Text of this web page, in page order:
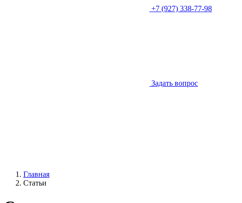
+7 (927) 338-77-98
Задать вопрос
Главная
Статьи